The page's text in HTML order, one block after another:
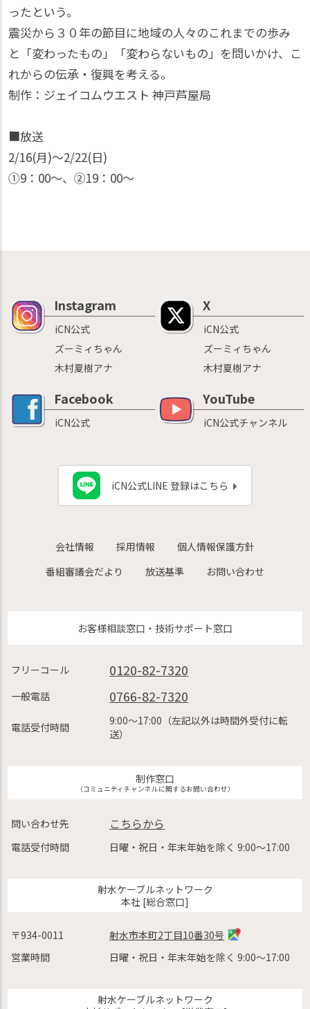
ったという。
震災から３０年の節目に地域の人々のこれまでの歩み
と「変わったもの」「変わらないもの」を問いかけ、こ
れからの伝承・復興を考える。
制作：ジェイコムウエスト 神戸芦屋局
■放送
2/16(月)〜2/22(日)
①9：00〜、②19：00〜
Instagram
iCN公式
ズーミィちゃん
木村夏樹アナ
X
iCN公式
ズーミィちゃん
木村夏樹アナ
Facebook
iCN公式
YouTube
iCN公式チャンネル
iCN公式LINE 登録はこちら
会社情報 採用情報
個人情報保護方針
番組審議会だより
放送基準 お問い合わせ
お客様相談窓口・技術サポート窓口
フリーコール 0120-82-7320
一般電話 0766-82-7320
電話受付時間
9:00〜17:00（左記以外は時間外受付に転
送）
制作窓口
（コミュニティチャンネルに関するお問い合わせ）
問い合わせ先 こちらから
電話受付時間 日曜・祝日・年末年始を除く 9:00〜17:00
射水ケーブルネットワーク
本社 [総合窓口]
〒934-0011
射水市本町2丁目10番30号
営業時間
日曜・祝日・年末年始を除く 9:00〜17:00
射水ケーブルネットワーク